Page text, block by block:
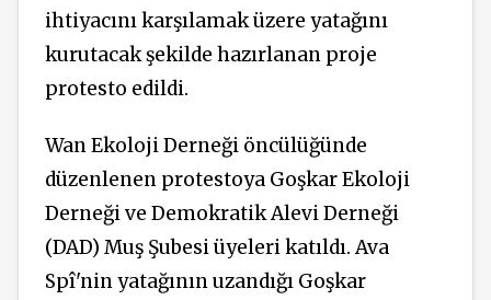
ihtiyacını karşılamak üzere yatağını
kurutacak şekilde hazırlanan proje
protesto edildi.
Wan Ekoloji Derneği öncülüğünde
düzenlenen protestoya Goşkar Ekoloji
Derneği ve Demokratik Alevi Derneği
(DAD) Muş Şubesi üyeleri katıldı. Ava
Spî'nin yatağının uzandığı Goşkar